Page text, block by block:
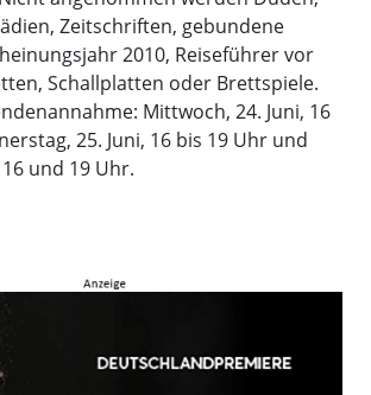
Zeitschriften, gebundene
2010, Reiseführer vor
Schallplatten oder Brettspiele.
Mittwoch, 24. Juni, 16
25. Juni, 16 bis 19 Uhr und
und 19 Uhr.